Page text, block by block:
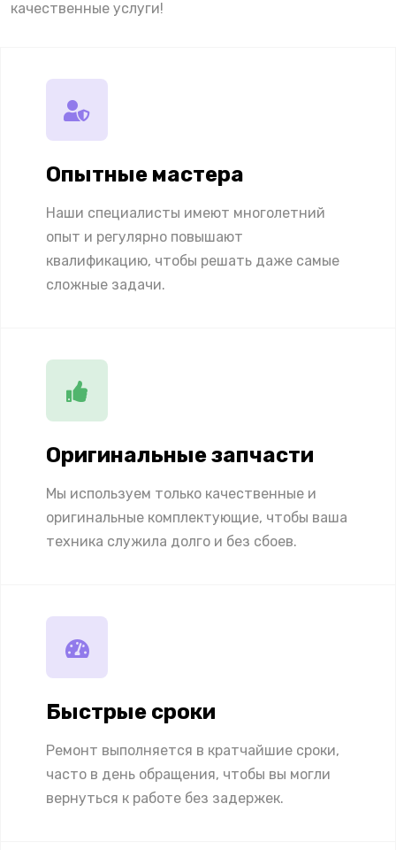
качественные услуги!
Опытные мастера
Наши специалисты имеют многолетний
опыт и регулярно повышают
квалификацию, чтобы решать даже самые
сложные задачи.
Оригинальные запчасти
Мы используем только качественные и
оригинальные комплектующие, чтобы ваша
техника служила долго и без сбоев.
Быстрые сроки
Ремонт выполняется в кратчайшие сроки,
часто в день обращения, чтобы вы могли
вернуться к работе без задержек.